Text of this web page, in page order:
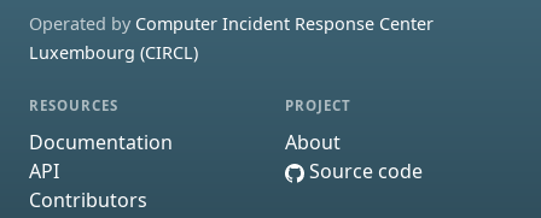
Operated by Computer Incident Response Center
Luxembourg (CIRCL)
RESOURCES
Documentation
API
Contributors
PROJECT
About
Source code